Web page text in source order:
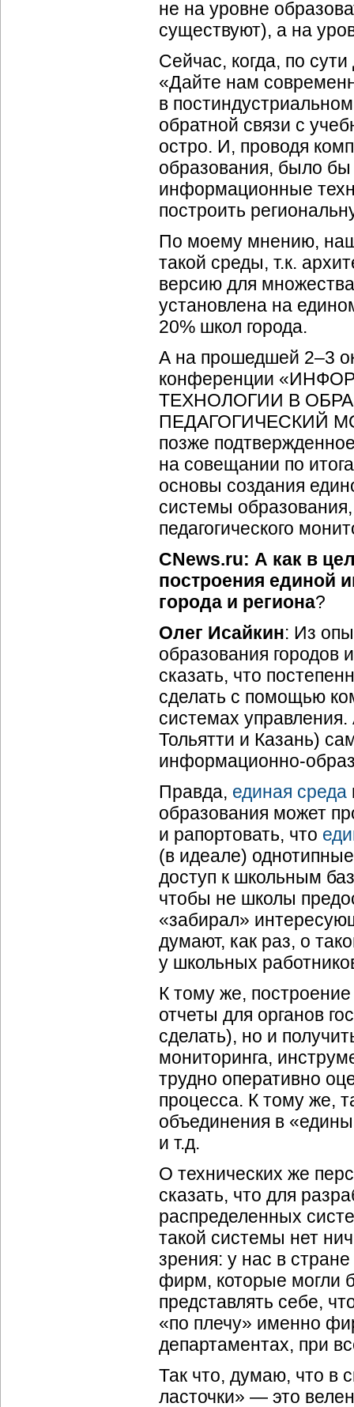
не на уровне
существуют), а на
Сейчас, когда, по
«Дайте нам
в
обратной связи с
остро. И, проводя
образования, было бы
информационные
построить
По моему мнению, наш
такой среды, т.к.
версию для
установлена на
20% школ города.
А на прошедшей 2–3
конференции
ТЕХНОЛОГИИ В
ПЕДАГОГИЧЕСКИЙ
позже
на совещании по
основы создания
системы
педагогического
CNews.ru: А как в
построения единой
города и региона?
Олег Исайкин: Из
образования городов
сказать, что
сделать с помощью
системах
Тольятти и Казань)
информационно-
Правда, единая среда
образования может
и рапортовать, что
(в идеале)
доступ к школьным
чтобы не школы
«забирал»
думают, как раз, о
у школьных
К тому же,
отчеты для органов
сделать), но и
мониторинга,
трудно оперативно
процесса. К тому же,
объединения в
и т.д.
О технических же
сказать, что для
распределенных
такой системы нет
зрения: у нас в
фирм, которые могли
представлять себе,
«по плечу» именно
департаментах, при
Так что, думаю, что в
ласточки» — это